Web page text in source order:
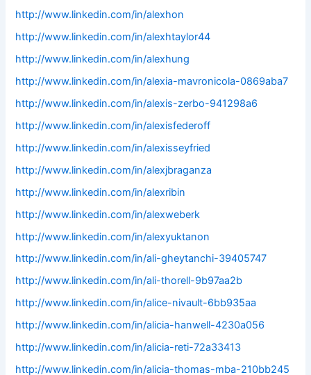
http://www.linkedin.com/in/alexhon
http://www.linkedin.com/in/alexhtaylor44
http://www.linkedin.com/in/alexhung
http://www.linkedin.com/in/alexia-mavronicola-0869aba7
http://www.linkedin.com/in/alexis-zerbo-941298a6
http://www.linkedin.com/in/alexisfederoff
http://www.linkedin.com/in/alexisseyfried
http://www.linkedin.com/in/alexjbraganza
http://www.linkedin.com/in/alexribin
http://www.linkedin.com/in/alexweberk
http://www.linkedin.com/in/alexyuktanon
http://www.linkedin.com/in/ali-gheytanchi-39405747
http://www.linkedin.com/in/ali-thorell-9b97aa2b
http://www.linkedin.com/in/alice-nivault-6bb935aa
http://www.linkedin.com/in/alicia-hanwell-4230a056
http://www.linkedin.com/in/alicia-reti-72a33413
http://www.linkedin.com/in/alicia-thomas-mba-210bb245